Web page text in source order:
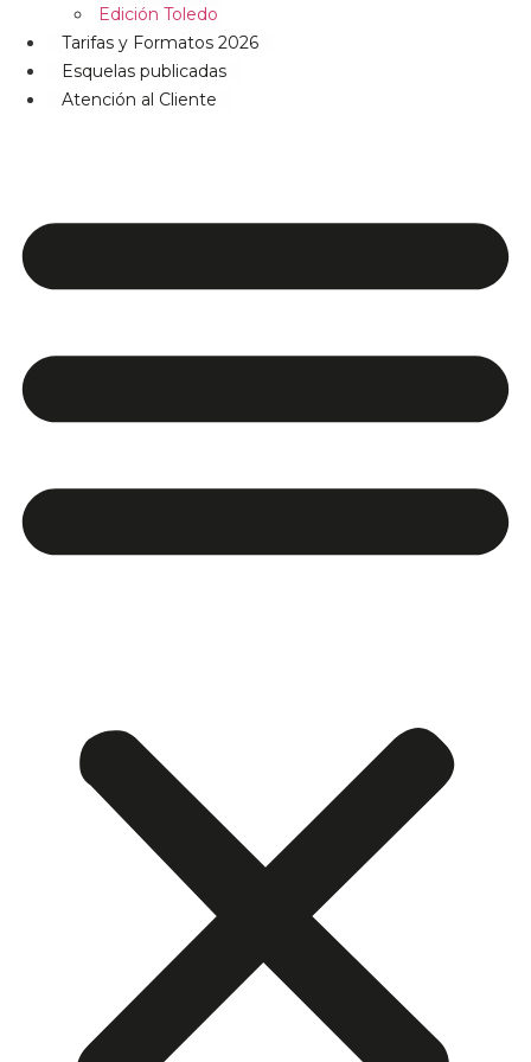
Edición Toledo
Tarifas y Formatos 2026
Esquelas publicadas
Atención al Cliente